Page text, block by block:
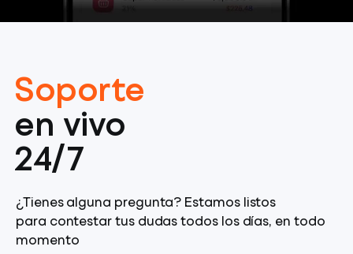
Soporte
en vivo
24/7
¿Tienes alguna pregunta? Estamos listos
para contestar tus dudas todos los días, en todo
momento